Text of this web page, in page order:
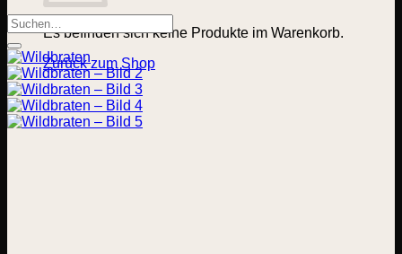
Es befinden sich keine Produkte im Warenkorb.
Zurück zum Shop
Suchen
nach: